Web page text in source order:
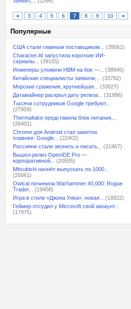
< 3 4 5 6 7 8 9 10 >
Популярные
США стали главным поставщиком...
(39561)
Character.AI запустила короткие ИИ-
сериалы...
(39155)
Инженеры уложили HBM на бок —...
(38945)
Китайские специалисты заявили,...
(33782)
Морские сражения, крупнейшая...
(33027)
Датамайнер раскрыл дату релиза...
(31996)
Тысячи сотрудников Google требуют...
(27959)
Thermaltake представила блок питания,...
(26401)
Chrome для Android стал заметно
плавнее: Google...
(22402)
Россияне стали звонить и писать...
(21967)
Вышел релиз OpenIDE Pro —
корпоративной...
(20505)
Mitsubishi начнёт выпускать по 1000...
(20061)
Owlcat починила Warhammer 40,000: Rogue
Trader...
(19408)
Игра в стиле «Джона Уика», новая...
(18922)
Геймер отсудил у Microsoft свой аккаунт...
(17975)